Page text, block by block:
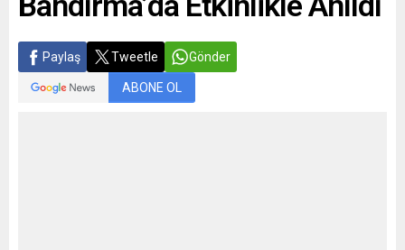
Paylaş Tweetle Gönder
ABONE OL